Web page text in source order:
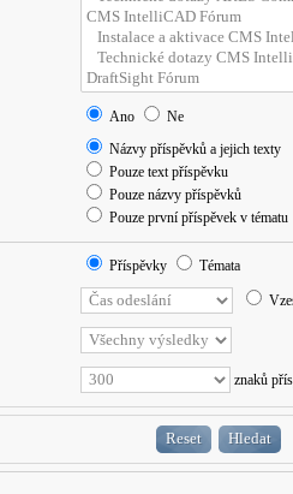
Ano
Ne
Názvy příspěvků a jejich texty
Pouze text příspěvku
Pouze názvy příspěvků
Pouze první příspěvek v tématu
Příspěvky
Témata
znaků